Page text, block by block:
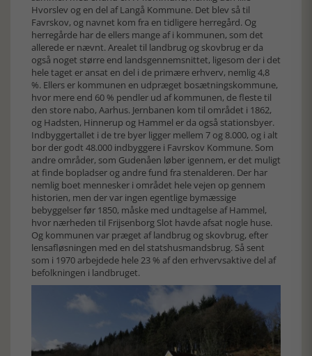
Hvorslev og en del af Langå Kommune. Det blev så til
Favrskov, og navnet kom fra en tidligere herregård. Og
herregårde har de ellers mange af i kommunen, som det
allerede er nævnt. Arealet til landbrug og skovbrug er da
også noget større end landsgennemsnittet, ligesom der i det
hele taget er ansat en del i de primære erhverv, nemlig 4,8
%. Ellers er kommunen en udpræget bosætningskommune,
hvor mere end 60 % pendler ud af kommunen, de fleste til
den store nabo, Aarhus. Jernbanen kom til området i 1862,
og Hadsten, Hinnerup og Hammel er da også stationsbyer.
Indbyggertallet i de tre byer ligger mellem 7 og 8.000, og i alt
bor der godt 48.000 indbyggere i Favrskov Kommune. Som
andre områder, som Gudenåen løber igennem, er det muligt
at finde bopladser og andre fund fra stenalderen. Der har
nemlig boet mennesker i området hele vejen op gennem
historien, men der var ingen egentlige bymæssige
bebyggelser før 1850, måske med undtagelse af Hammel,
hvor nærheden til Frijsenborg Slot havde afsat nogle huse.
Og kommunen var præget af landbrug og skovbrug, efter
lensafløsningen med en del statshusmandsbrug. Så sent
som i 1970 arbejdede hele 23 % af den erhvervsaktive del af
befolkningen i landbruget.